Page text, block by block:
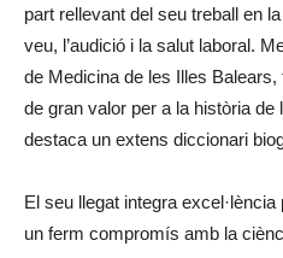
part rellevant del seu treball en
veu, l’audició i la salut laboral.
de Medicina de les Illes
de gran valor per a la història
destaca un extens diccionari
El seu llegat integra
un ferm compromís amb la